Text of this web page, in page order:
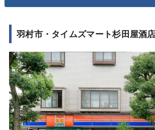
羽村市・タイムズマート杉田屋酒店